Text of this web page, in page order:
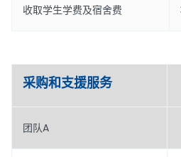
收取学生学费及宿舍费
采购和支援服务
团队A